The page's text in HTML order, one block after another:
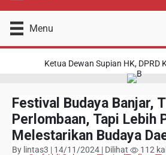
Menu
Ketua Dewan Supian HK, DPRD
Festival Budaya Banjar,
Perlombaan, Tapi Lebih
Melestarikan Budaya
By lintas3 | 14/11/2024 | Dilihat 112